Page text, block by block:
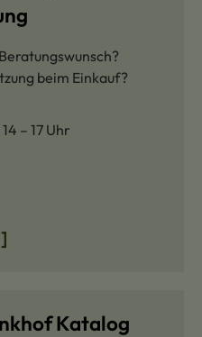
beim Einkauf?
– 17 Uhr
Katalog